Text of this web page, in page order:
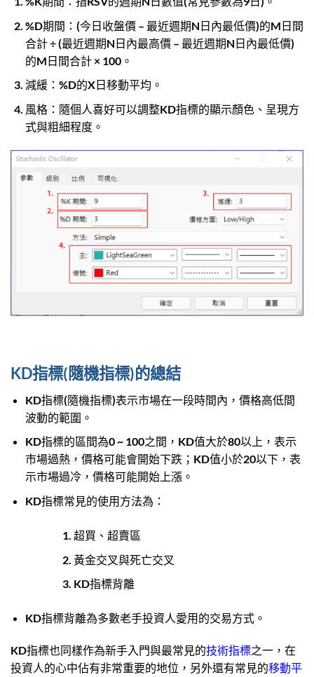
%D期間：(今日收盤價 – 最近週期N日內最低價)的M日間
合計 ÷ (最近週期N日內最高價 – 最近週期N日內最低價)
的M日間合計 × 100。
減緩：%D的X日移動平均。
風格：隨個人喜好可以調整KD指標的顯示顏色、呈現方
式與粗細程度。
KD指標(隨機指標)的總結
KD指標(隨機指標)表示市場在一段時間內，價格高低間
波動的範圍。
KD指標的區間為0 ~ 100之間，KD值大於80以上，表示
市場過熱，價格可能會開始下跌；KD值小於20以下，表
示市場過冷，價格可能開始上漲。
KD指標常見的使用方法為：
超買、超賣區
黃金交叉與死亡交叉
KD指標背離
KD指標背離為多數老手投資人愛用的交易方式。
KD指標也同樣作為新手入門與最常見的技術指標之一，在
投資人的心中佔有非常重要的地位，另外還有常見的移動平